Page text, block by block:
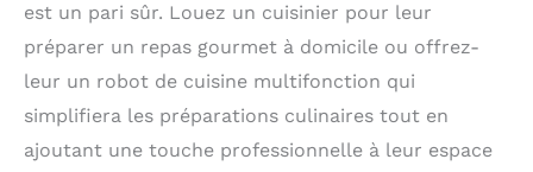
est un pari sûr. Louez un cuisinier pour leur
préparer un repas gourmet à domicile ou offrez-
leur un robot de cuisine multifonction qui
simplifiera les préparations culinaires tout en
ajoutant une touche professionnelle à leur espace